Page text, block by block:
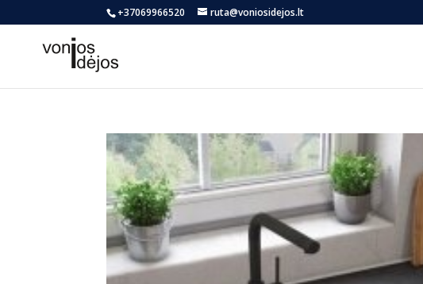
+37069966520 ruta@voniosidejos.lt